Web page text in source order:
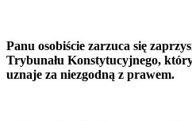
Panu osobiście zarzuca się
Trybunału Konstytucyjnego,
uznaje za niezgodną z prawem.